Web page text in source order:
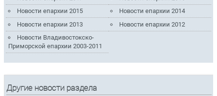
Новости епархии 2015
Новости епархии 2014
Новости епархии 2013
Новости епархии 2012
Новости Владивостокско-
Приморской епархии 2003-2011
Другие новости раздела